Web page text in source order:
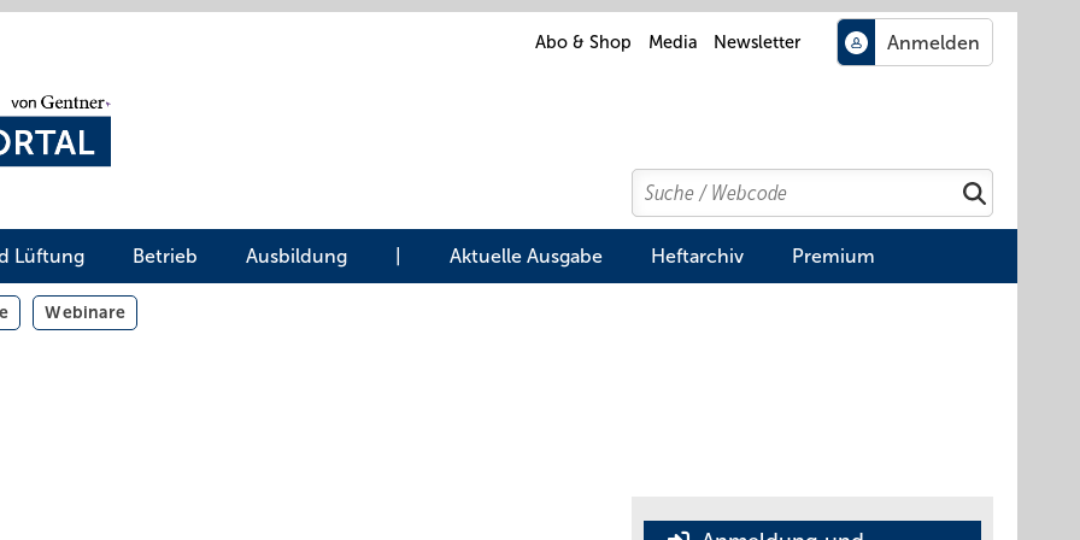
Abo & Shop Media Newsletter
Search
Suchen
Lüftung Betrieb Ausbildung Aktuelle Ausgabe Heftarchiv Premium
Webinare